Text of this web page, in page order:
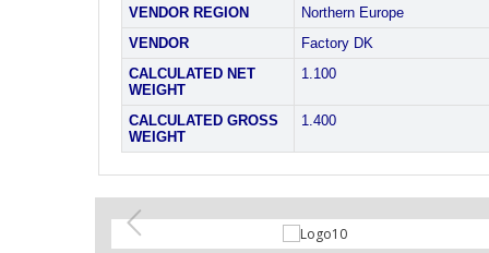
VENDOR REGION
Northern Europe
VENDOR
Factory DK
CALCULATED NET
WEIGHT
1.100
CALCULATED GROSS
WEIGHT
1.400